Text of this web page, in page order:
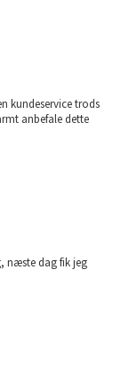
kundeservice trods
anbefale dette
næste dag fik jeg